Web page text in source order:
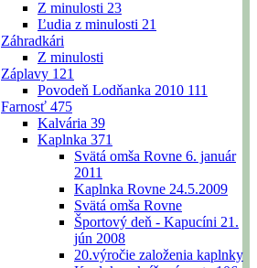
Z minulosti 23
Ľudia z minulosti 21
Záhradkári
Z minulosti
Záplavy 121
Povodeň Lodňanka 2010 111
Farnosť 475
Kalvária 39
Kaplnka 371
Svätá omša Rovne 6. január
2011
Kaplnka Rovne 24.5.2009
Svätá omša Rovne
Športový deň - Kapucíni 21.
jún 2008
20.výročie založenia kaplnky